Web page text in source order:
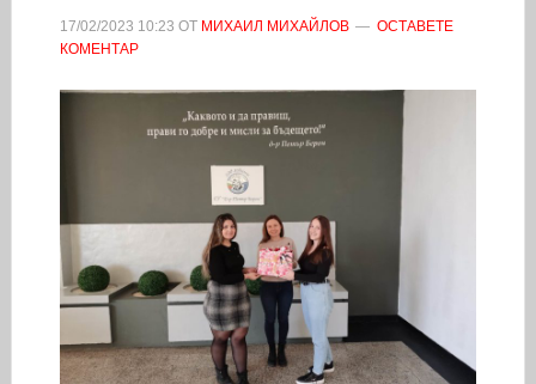
17/02/2023 10:23 ОТ МИХАИЛ МИХАЙЛОВ
ОСТАВЕТЕ
КОМЕНТАР